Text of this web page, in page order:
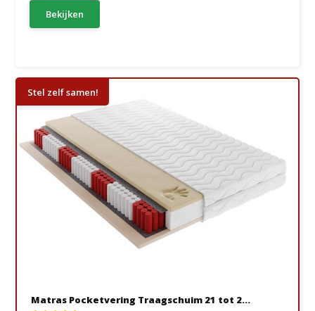
Bekijken
Stel zelf samen!
Matras Pocketvering Traagschuim 21 tot 2...